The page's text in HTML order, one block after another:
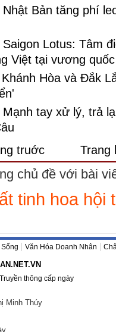
Nhật Bản tăng phí
Saigon Lotus: Tâm
Việt tại vương
Khánh Hòa và Đắk
Mạnh tay xử lý, trả
truớc
Trang
chủ đề với bài
tinh hoa hội
Văn Hóa Doanh Nhân
thông cấp ngày
Minh Thúy